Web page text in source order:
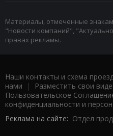
Материалы, отмеченные
"Новости компаний",
правах рекламы.
Наши контакты и схема
нами | Разместить свои
Пользовательское
конфиденциальности и
Реклама на сайте: Отдел